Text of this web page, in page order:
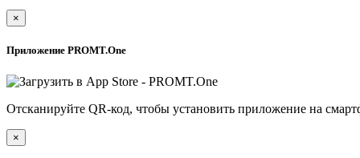
×
Приложение PROMT.One
Отсканируйте QR-код, чтобы установить приложение на
×